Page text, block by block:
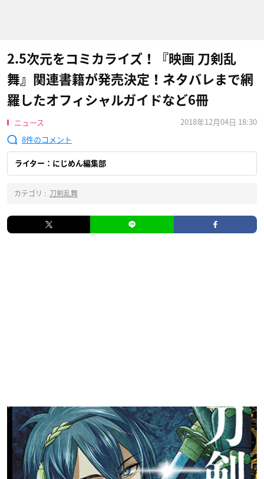
2.5次元をコミカライズ！『映画 刀剣乱
舞』関連書籍が発売決定！ネタバレまで網
羅したオフィシャルガイドなど6冊
ニュース
2018年12月04日 18:30
8
ライター：にじめん編集部
カテゴリ : 刀剣乱舞